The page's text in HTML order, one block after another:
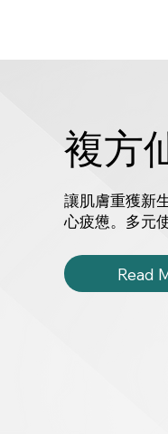
複方
讓肌膚重獲新
心疲憊。多元
Read